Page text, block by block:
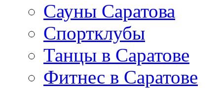
Сауны Саратова
Спортклубы
Танцы в Саратове
Фитнес в Саратове